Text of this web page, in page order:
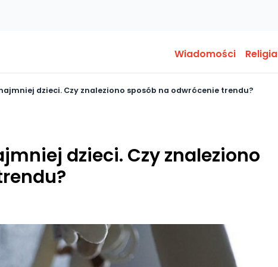
Wiadomości Religia
dzieci. Czy znaleziono sposób na odwrócenie trendu?
dzieci. Czy znaleziono